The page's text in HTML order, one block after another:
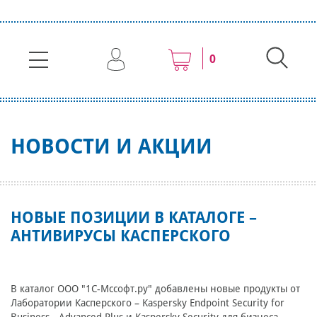
0
НОВОСТИ И АКЦИИ
НОВЫЕ ПОЗИЦИИ В КАТАЛОГЕ –
АНТИВИРУСЫ КАСПЕРСКОГО
В каталог ООО "1С-Мссофт.ру" добавлены новые продукты от
Лаборатории Касперского – Kaspersky Endpoint Security for